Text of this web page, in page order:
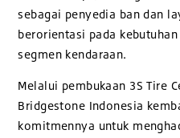
sebagai penyedia ban dan
berorientasi pada
segmen kendaraan.
Melalui pembukaan 3S Tire
Bridgestone Indonesia
komitmennya untuk